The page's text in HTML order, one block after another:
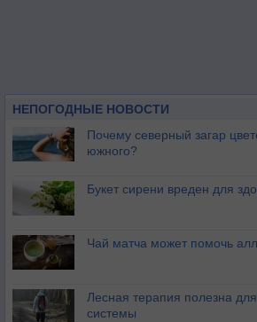
НЕПОГОДНЫЕ НОВОСТИ
Почему северный загар
южного?
Букет сирени вреден для
Чай матча может помочь
Лесная терапия полезна
системы